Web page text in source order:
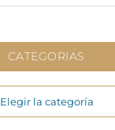
CATEGORIAS
CATEGORIAS